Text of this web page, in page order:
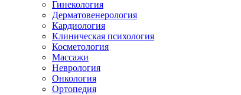
Гинекология
Дерматовенерология
Кардиология
Клиническая психология
Косметология
Массажи
Неврология
Онкология
Ортопедия